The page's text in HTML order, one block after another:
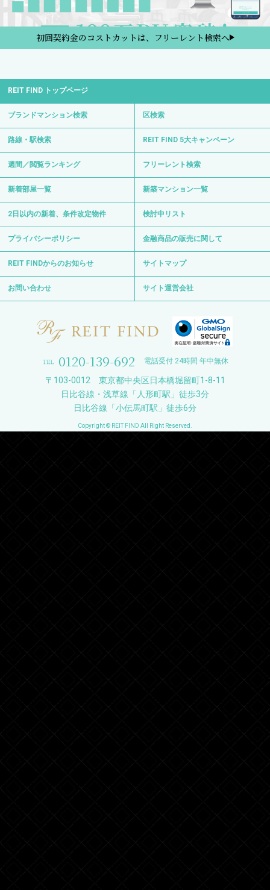
初回契約金のコストカットは、フリーレント検索へ
REIT FIND トップページ
ブランドマンション検索 区検索
路線・駅検索 REIT FIND 5大キャンペーン
週間／閲覧ランキング フリーレント検索
新着部屋一覧 新築マンション一覧
2日以内の新着、条件改定物件 検討中リスト
プライバシーポリシー 金融商品の販売に関して
REIT FINDからのお知らせ サイトマップ
お問い合わせ サイト運営会社
0120-139-692 電話受付 24時間 年中無休
〒103-0012 東京都中央区日本橋堀留町1-8-11
日比谷線・浅草線「人形町駅」徒歩3分
日比谷線「小伝馬町駅」徒歩6分
Copyright © REIT FIND All Right Reserved.